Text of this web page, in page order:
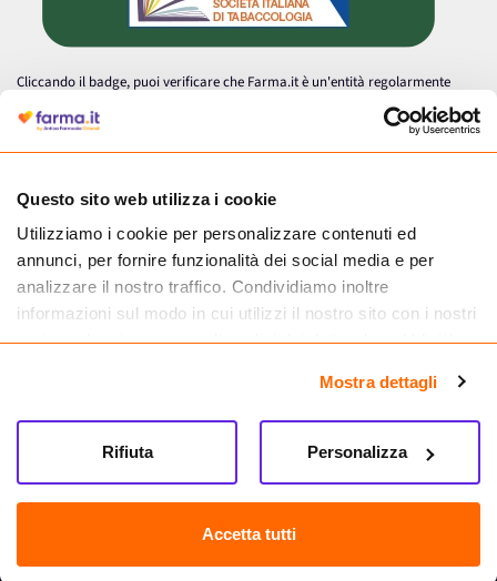
Questo sito web utilizza i cookie
Utilizziamo i cookie per personalizzare contenuti ed
annunci, per fornire funzionalità dei social media e per
analizzare il nostro traffico. Condividiamo inoltre
informazioni sul modo in cui utilizzi il nostro sito con i nostri
partner che si occupano di analisi dei dati web, pubblicità e
informazioni che hai fornito loro o che hanno raccolto dal
tuo utilizzo dei loro servizi.
Mostra dettagli
Accetta tutti
Personalizza
Rifiuta
Cliccando il badge, puoi verificare che Farma.it è un'entità regolarmente
autorizzata dal Ministero della Salute a effettuare la vendita online di
medicinali.
Farma.it S.a.s. P. IVA 07417261216 REA: NA-884088
CREDITS
Sede legale Via delle Repubbliche Marinare 128, 80147 Napoli